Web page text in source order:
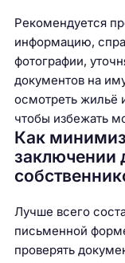
Рекомендуется
информацию,
фотографии,
документов на
осмотреть жильё
чтобы избежать
Как
заключении
Лучше всего
письменной
проверять